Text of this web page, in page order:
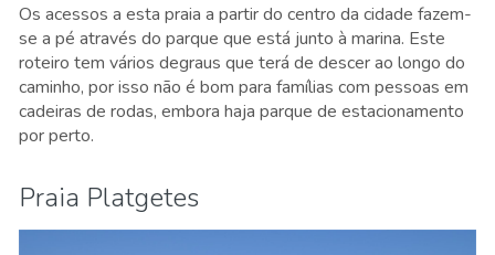
Os acessos a esta praia a partir do centro da cidade fazem-
se a pé através do parque que está junto à marina. Este
roteiro tem vários degraus que terá de descer ao longo do
caminho, por isso não é bom para famílias com pessoas em
cadeiras de rodas, embora haja parque de estacionamento
por perto.
Praia Platgetes